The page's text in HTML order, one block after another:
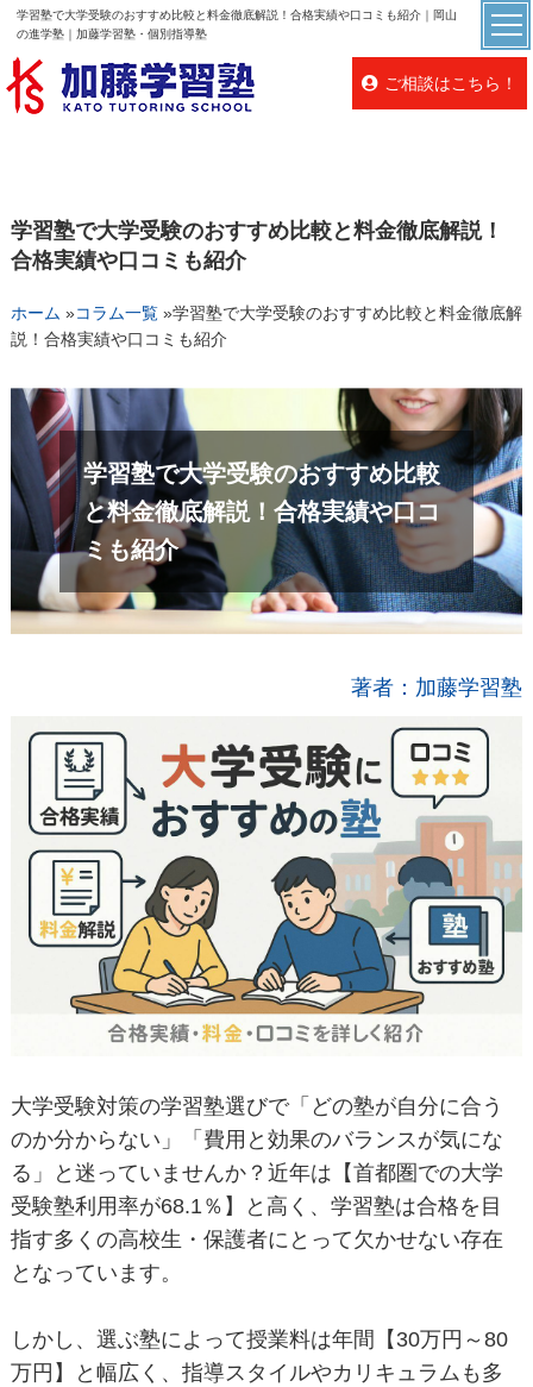
学習塾で大学受験のおすすめ比較と料金徹底解説！合格実績や口コミも紹介｜岡山
の進学塾｜加藤学習塾・個別指導塾
ご相談はこちら！
学習塾で大学受験のおすすめ比較と料金徹底解説！
合格実績や口コミも紹介
ホーム »コラム一覧»学習塾で大学受験のおすすめ比較と料金徹底解
説！合格実績や口コミも紹介
学習塾で大学受験のおすすめ比較
と料金徹底解説！合格実績や口コ
ミも紹介
著者：加藤学習塾
大学受験対策の学習塾選びで「どの塾が自分に合う
のか分からない」「費用と効果のバランスが気にな
る」と迷っていませんか？近年は【首都圏での大学
受験塾利用率が68.1％】と高く、学習塾は合格を目
指す多くの高校生・保護者にとって欠かせない存在
となっています。
しかし、選ぶ塾によって授業料は年間【30万円～80
万円】と幅広く、指導スタイルやカリキュラムも多